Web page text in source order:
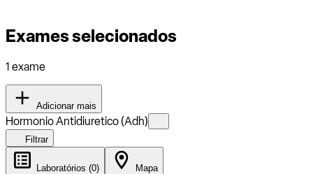
Exames selecionados
1 exame
Adicionar mais
Hormonio Antidiuretico (Adh)
Filtrar
Laboratórios (0) Mapa